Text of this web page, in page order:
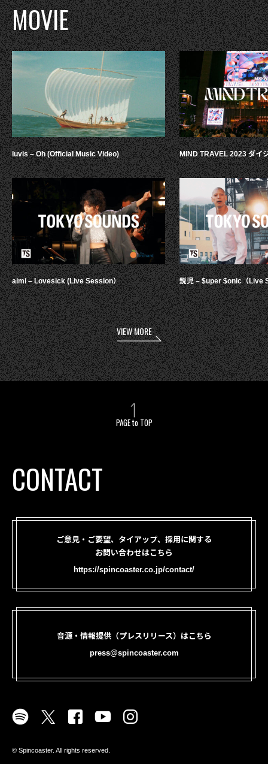
MOVIE
luvis – Oh (Official Music Video)
aimi – Lovesick (Live Session）
MIND TRAVEL 2023 ダイ
鋭児 – $uper $onic（Live
VIEW MORE
PAGE to TOP
CONTACT
ご意見・ご要望、タイアップ、採用に関する
お問い合わせはこちら
https://spincoaster.co.jp/contact/
音源・情報提供（プレスリリース）はこちら
press@spincoaster.com
©︎ Spincoaster. All rights reserved.